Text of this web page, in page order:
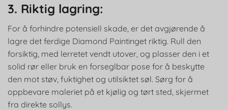
3. Riktig lagring:
For å forhindre potensiell skade, er det avgjørende å
lagre det ferdige Diamond Paintinget riktig. Rull den
forsiktig, med lerretet vendt utover, og plasser den i et
solid rør eller bruk en forseglbar pose for å beskytte
den mot støv, fuktighet og utilsiktet søl. Sørg for å
oppbevare maleriet på et kjølig og tørt sted, skjermet
fra direkte sollys.